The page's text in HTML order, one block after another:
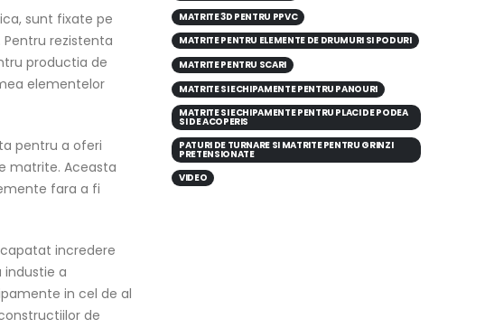
sunt fixate pe
rezistenta
productia de
elementelor
pentru a oferi
matrite. Aceasta
fara a fi
incredere
a
in cel de al
de
MATRITE 3D PENTRU PPVC
MATRITE PENTRU ELEMENTE DE DRUMURI SI PODURI
MATRITE PENTRU SCARI
MATRITE SI ECHIPAMENTE PENTRU PANOURI
MATRITE SI ECHIPAMENTE PENTRU PLACI DE PODEA
SI DE ACOPERIS
PATURI DE TURNARE SI MATRITE PENTRU GRINZI
PRETENSIONATE
VIDEO